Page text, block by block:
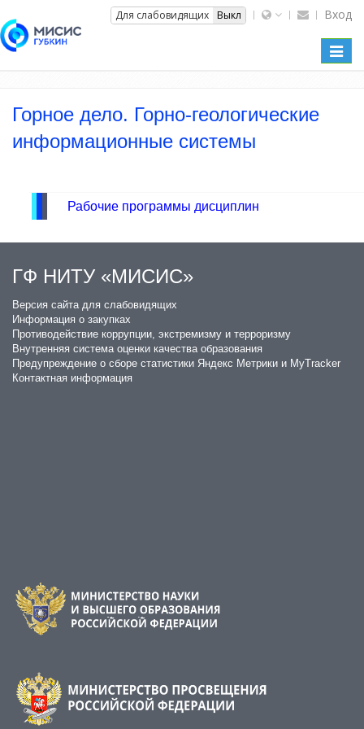
Для слабовидящих Выкл Вход
Горное дело. Горно-геологические
информационные системы
Рабочие программы дисциплин
ГФ НИТУ «МИСИС»
​Версия сайта для слабовидящих
Информация о закупках
Противодействие коррупции, экстремизму и терроризму
Внутренняя система оценки качества образования
Предупреждение о сборе статистики Яндекс Метрики и MyTracker
Контактная информация